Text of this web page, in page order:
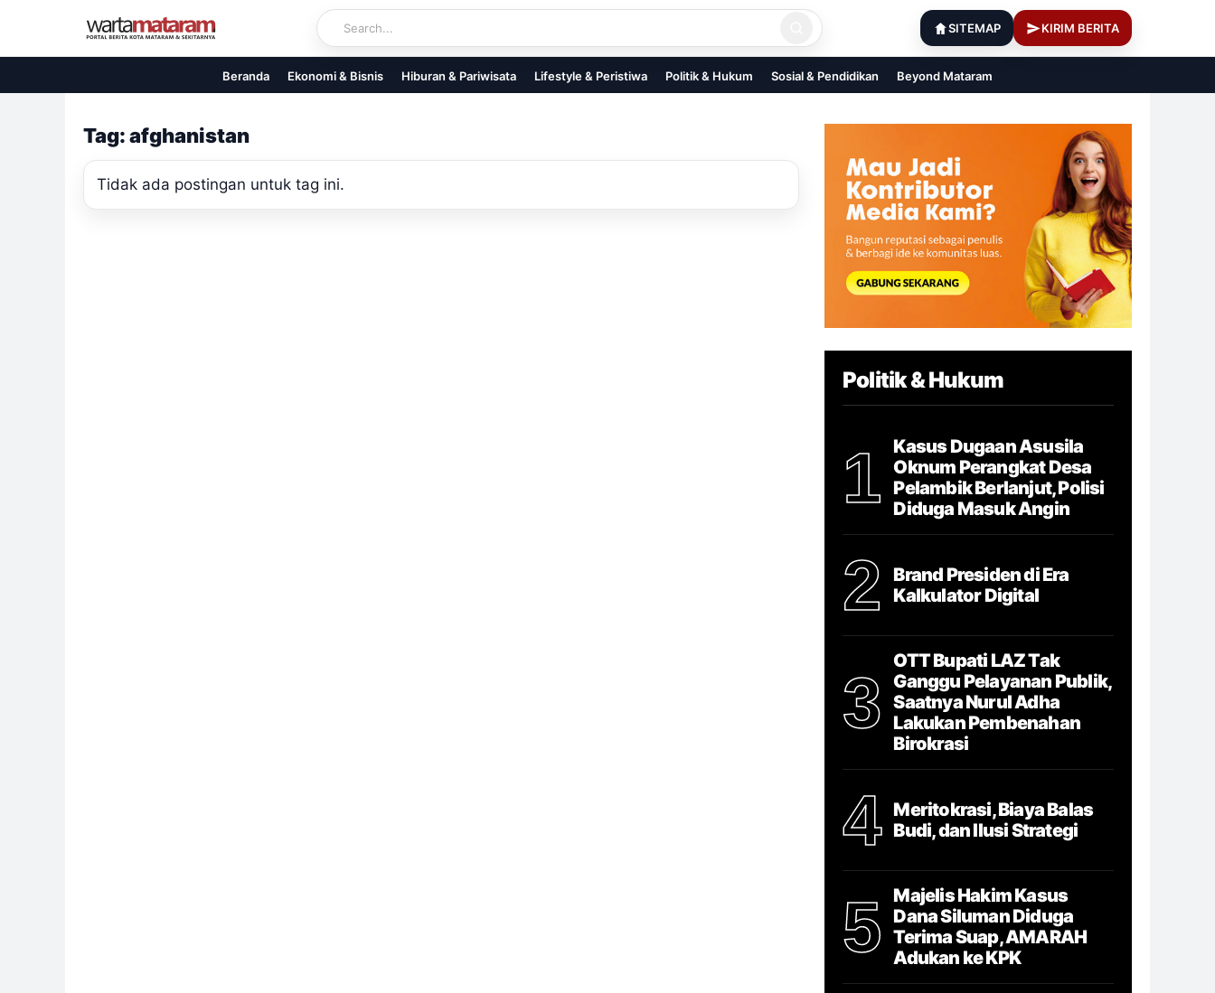
content
SITEMAP KIRIM BERITA
Beranda Ekonomi & Bisnis Hiburan & Pariwisata Lifestyle & Peristiwa Politik & Hukum Sosial & Pendidikan Beyond Mataram
Tag: afghanistan
Tidak ada postingan untuk tag ini.
Politik & Hukum
1
Kasus Dugaan Asusila
Oknum Perangkat Desa
Pelambik Berlanjut, Polisi
Diduga Masuk Angin
2
Brand Presiden di Era
Kalkulator Digital
3
OTT Bupati LAZ Tak
Ganggu Pelayanan Publik,
Saatnya Nurul Adha
Lakukan Pembenahan
Birokrasi
4
Meritokrasi, Biaya Balas
Budi, dan Ilusi Strategi
5
Majelis Hakim Kasus
Dana Siluman Diduga
Terima Suap, AMARAH
Adukan ke KPK